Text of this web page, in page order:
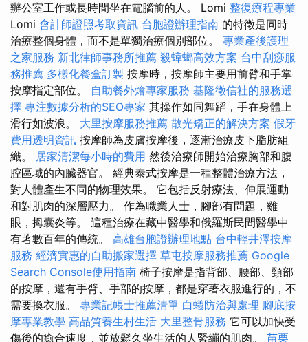
辦公室工作或長時間坐在電腦前的人。 Lomi 整復療程專業
Lomi 會計師證照考取資訊 台胞證辦理指南 的特徵是同時
治療整個身體，而不是單獨治療個別部位。 專業產後護理
之家服務 新北律師事務所推薦 殺蟑螂高效方案 台中刮痧服
務推薦 多樣化餐盒訂製 按摩時，按摩師主要用前臂和手掌
按摩指定部位。 自助餐外燴專家服務 基隆徵信社的服務選
擇 專注數據分析的SEO專家 其操作如同舞蹈，手在身體上
滑行如波浪。 大里按摩服務推薦 散光矯正的解決方案 假牙
費用透明資訊 按摩師為皮膚按摩後，逐漸治療皮下脂肪組
織。 居家清潔每小時的費用 然後治療師開始治療胸部和腹
腔區域的內臟器官。 經典泰式按摩是一種整體治療方法，
對人體產生不同的物理效果。 它包括反射療法、伸展運動
和對肌肉的深層壓力。 作為職業人士，腳部有問題，雞
眼，拇囊炎等。 這種治療在藏中醫學和俄羅斯民間醫學中
有著數百年的傳統。 高雄台胞證辦理地點 台中輕井澤按摩
服務 經濟實惠的自助搬家選擇 草屯按摩服務推薦 Google
Search Console使用指南 椅子按摩是指背部、腰部、頸部
的按摩，還有手臂、手部的按摩，都是穿著衣服進行的，不
需要換衣服。 專業記帳士推薦清單 白蟻防治與處理 腳底按
摩專業教學 高品質養生村生活 大里整骨服務 它可以加快受
傷後的癒合速度，並放鬆久坐生活的人緊繃的肌肉。 苗栗